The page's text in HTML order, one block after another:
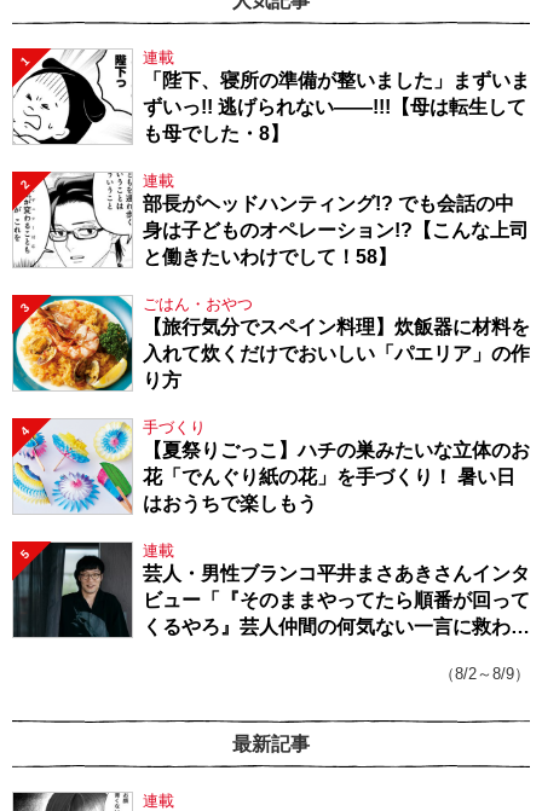
1 連載
「陛下、寝所の準備が整いました」まずいま
ずいっ!! 逃げられない――!!!【母は転生して
も母でした・8】
2 連載
部長がヘッドハンティング!? でも会話の中
身は子どものオペレーション!?【こんな上司
と働きたいわけでして！58】
3 ごはん・おやつ
【旅行気分でスペイン料理】炊飯器に材料を
入れて炊くだけでおいしい「パエリア」の作
り方
4 手づくり
【夏祭りごっこ】ハチの巣みたいな立体のお
花「でんぐり紙の花」を手づくり！ 暑い日
はおうちで楽しもう
5 連載
芸人・男性ブランコ平井まさあきさんインタ
ビュー「『そのままやってたら順番が回って
くるやろ』芸人仲間の何気ない一言に救われ
（8/2～8/9）
最新記事
連載